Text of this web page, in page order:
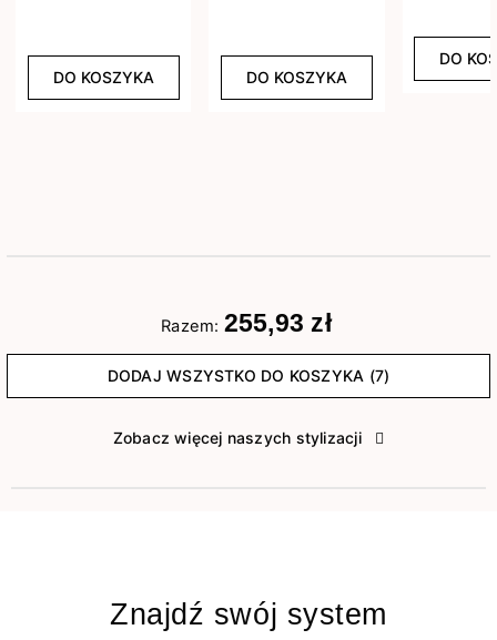
DO KOSZYKA DO KOSZYKA
DO
Razem: 255,93 zł
DODAJ WSZYSTKO DO KOSZYKA (7)
Zobacz więcej naszych stylizacji
Znajdź swój system